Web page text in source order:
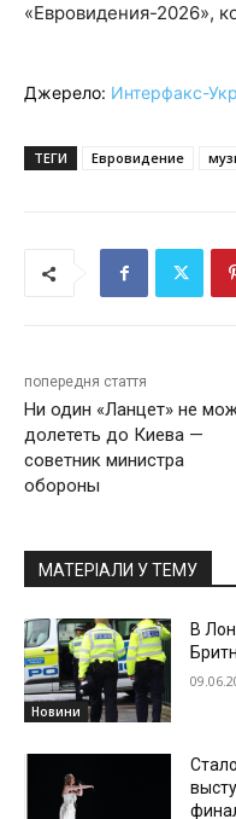
«Евровидения-2026»,
Джерело: Интерфакс-
ТЕГИ Евровидение
попередня стаття
Ни один «Ланцет» не
долететь до Киева —
советник министра
обороны
МАТЕРІАЛИ У ТЕМУ
Новини
В